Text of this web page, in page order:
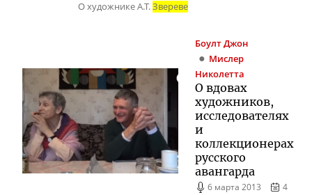
О художнике А.Т.Звереве
БоултДжон
Мислер
Николетта
О вдовах
художников,
исследователях
и
коллекционерах
русского
авангарда
6 марта 2013
4